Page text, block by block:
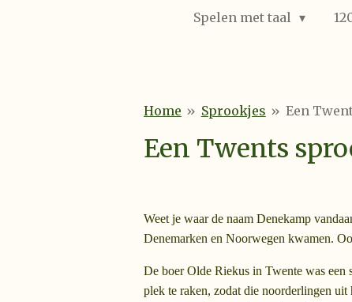
Spelen met taal
Home » Sprookjes » Een
Een Twents
Weet je waar de naam Denekamp
Denemarken en Noorwegen kwamen.
De boer Olde Riekus in Twente was
plek te raken, zodat die noorderlingen